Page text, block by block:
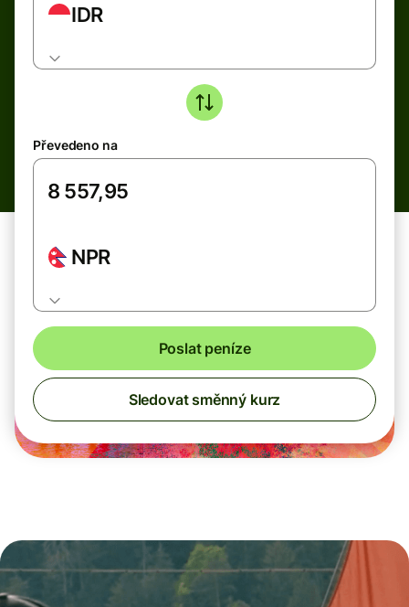
IDR
Převedeno na
NPR
Poslat peníze
Sledovat směnný kurz